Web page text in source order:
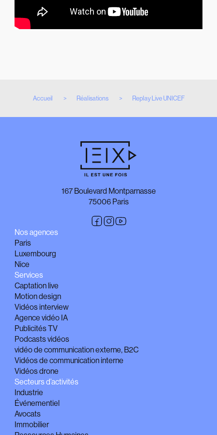
Accueil Réalisations Replay Live UNICEF
167 Boulevard Montparnasse
75006 Paris
Nos agences
Paris
Luxembourg
Nice
Services
Captation live
Motion design
Vidéos interview
Agence vidéo IA
Publicités TV
Podcasts vidéos
vidéo de communication externe, B2C
Vidéos de communication interne
Vidéos drone
Secteurs d’activités
Industrie
Événementiel
Avocats
Immobilier